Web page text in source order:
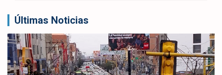
Últimas Noticias